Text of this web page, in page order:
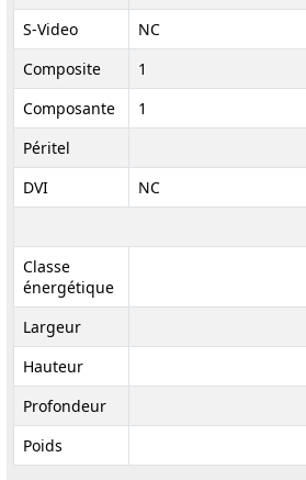
S-Video
NC
Composite
1
Composante
1
Péritel
DVI
NC
Classe
énergétique
Largeur
Hauteur
Profondeur
Poids